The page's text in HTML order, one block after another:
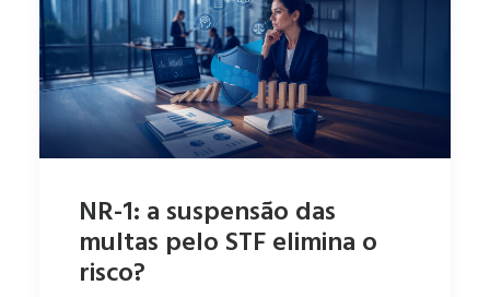
NR-1: a suspensão das
multas pelo STF elimina o
risco?